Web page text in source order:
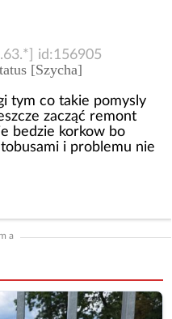
id:156905
[Szycha]
tym co takie pomysly
zacząć remont
bedzie korkow bo
i problemu nie